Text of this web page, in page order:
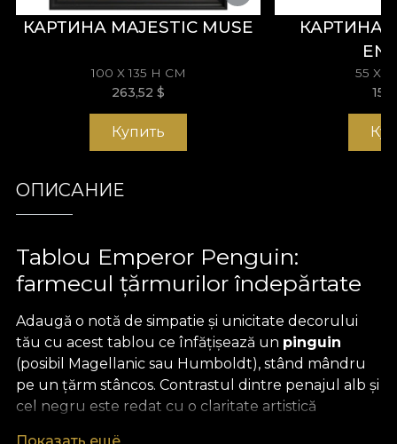
КАРТИНА MAJESTIC MUSE
100 X 135 H СМ
263,52$
Купить
КАРТИНА
55 X
ОПИСАНИЕ
Tablou Emperor Penguin:
farmecul țărmurilor îndepărtate
Adaugă o notă de simpatie și unicitate decorului
tău cu acest tablou ce înfățișează un pinguin
(posibil Magellanic sau Humboldt), stând mândru
pe un țărm stâncos. Contrastul dintre penajul alb și
cel negru este redat cu o claritate artistică